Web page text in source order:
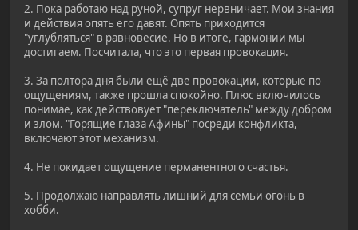
2. Пока работаю над руной, супруг нервничает. Мои знания
и действия опять его давят. Опять приходится
"углубляться" в равновесие. Но в итоге, гармонии мы
достигаем. Посчитала, что это первая провокация.
3. За полтора дня были ещё две провокации, которые по
ощущениям, также прошла спокойно. Плюс включилось
понимае, как действовует "переключатель" между добром
и злом. "Горящие глаза Афины" посреди конфликта,
включают этот механизм.
4. Не покидает ощущение перманентного счастья.
5. Продолжаю направлять лишний для семьи огонь в
хобби.